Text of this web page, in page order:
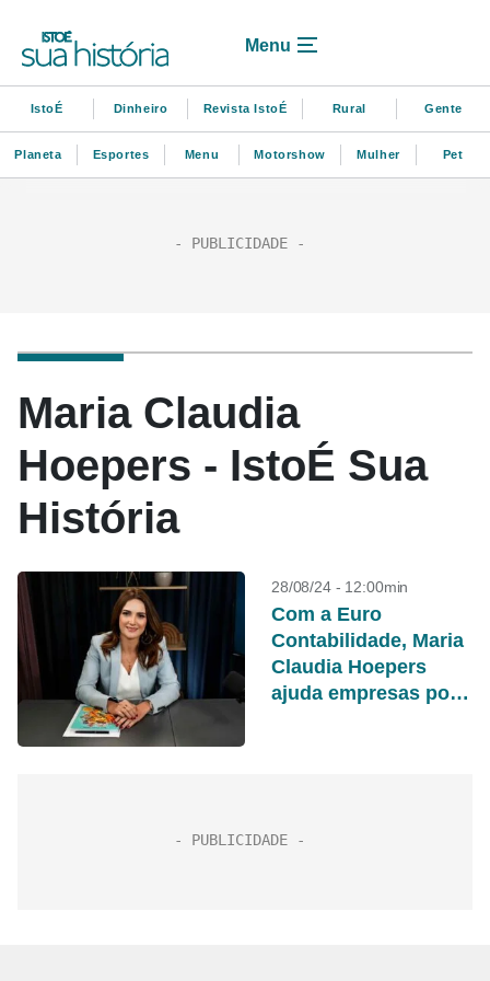
Menu
IstoÉ Dinheiro Revista IstoÉ Rural Gente
Planeta Esportes Menu Motorshow Mulher Pet
Maria Claudia
Hoepers - IstoÉ Sua
História
28/08/24 - 12:00min
Com a Euro
Contabilidade, Maria
Claudia Hoepers
ajuda empresas por